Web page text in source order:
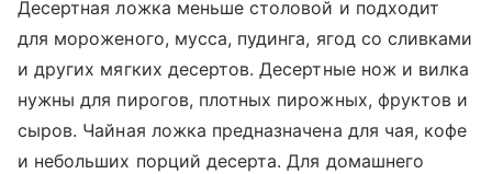
Десертная ложка меньше столовой и подходит
для мороженого, мусса, пудинга, ягод со сливками
и других мягких десертов. Десертные нож и вилка
нужны для пирогов, плотных пирожных, фруктов и
сыров. Чайная ложка предназначена для чая, кофе
и небольших порций десерта. Для домашнего